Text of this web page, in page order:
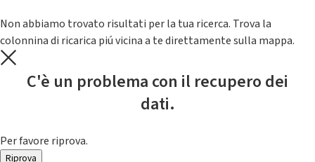
Non abbiamo trovato risultati per la tua ricerca. Trova la
colonnina di ricarica piú vicina a te direttamente sulla mappa.
C'è un problema con il recupero dei
dati.
Per favore riprova.
Riprova